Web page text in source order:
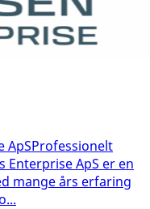
ApSProfessionelt
Enterprise ApS er en
mange års erfaring